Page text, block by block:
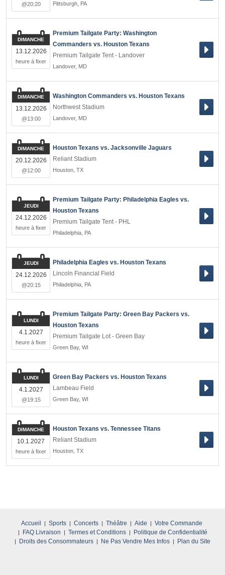
Pittsburgh PA
@20:20
Premium Tailgate Party: Washington
Commanders vs. Houston Texans
Premium Tailgate Tent - Landover
Landover, MD
DIMANCHE
13.12.2026
heure à fixer
Washington Commanders vs. Houston Texans
Northwest Stadium
Landover, MD
DIMANCHE
13.12.2026
@13:00
Houston Texans vs. Jacksonville Jaguars
Reliant Stadium
Houston TX
DIMANCHE
20.12.2026
@12:00
Premium Tailgate Party: Philadelphia Eagles vs.
Houston Texans
Premium Tailgate Tent - PHL
Philadelphia PA
JEUDI
24.12.2026
heure à fixer
Philadelphia Eagles vs. Houston Texans
Lincoln Financial Field
Philadelphia PA
JEUDI
24.12.2026
@20:15
Premium Tailgate Party: Green Bay Packers vs.
Houston Texans
Premium Tailgate Lot - Green Bay
Green Bay, WI
LUNDI
4.1.2027
heure à fixer
Green Bay Packers vs. Houston Texans
Lambeau Field
Green Bay, WI
LUNDI
4.1.2027
@19:15
Houston Texans vs. Tennessee Titans
Reliant Stadium
Houston TX
DIMANCHE
10.1.2027
heure à fixer
Accueil Sports Concerts Théâtre Aide
Votre Commande
FAQ Livraison
Termes et Conditions
Politique de Confidentialité
Droits des Consommateurs
Ne Pas Vendre Mes Infos Plan du Site